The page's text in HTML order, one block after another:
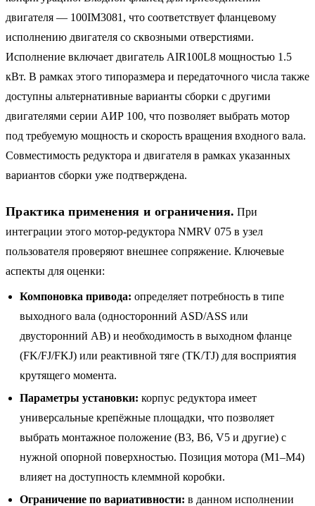
двигателя — 100IM3081, что соответствует фланцевому
исполнению двигателя со сквозными отверстиями.
Исполнение включает двигатель AIR100L8 мощностью 1.5
кВт. В рамках этого типоразмера и передаточного числа также
доступны альтернативные варианты сборки с другими
двигателями серии АИР 100, что позволяет выбрать мотор
под требуемую мощность и скорость вращения входного вала.
Совместимость редуктора и двигателя в рамках указанных
вариантов сборки уже подтверждена.
Практика применения и ограничения. При
интеграции этого мотор-редуктора NMRV 075 в узел
пользователя проверяют внешнее сопряжение. Ключевые
аспекты для оценки:
Компоновка привода: определяет потребность в типе
выходного вала (односторонний ASD/ASS или
двусторонний AB) и необходимость в выходном фланце
(FK/FJ/FKJ) или реактивной тяге (TK/TJ) для восприятия
крутящего момента.
Параметры установки: корпус редуктора имеет
универсальные крепёжные площадки, что позволяет
выбрать монтажное положение (B3, B6, V5 и другие) с
нужной опорной поверхностью. Позиция мотора (M1–M4)
влияет на доступность клеммной коробки.
Ограничение по вариативности: в данном исполнении